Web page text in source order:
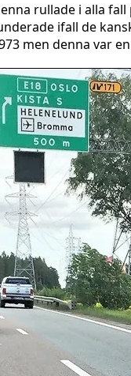
rullade i alla
ifall de
men denna var